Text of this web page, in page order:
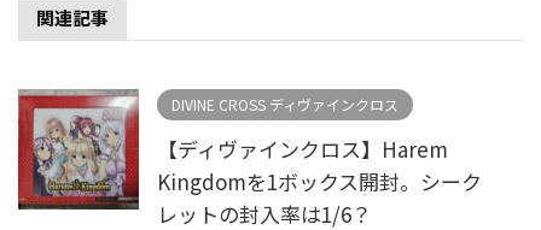
関連記事
DIVINE CROSS ディヴァインクロス
【ディヴァインクロス】Harem
Kingdomを1ボックス開封。シーク
レットの封入率は1/6？